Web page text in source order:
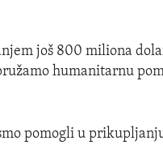
još 800 miliona
humanitarnu
pomogli u